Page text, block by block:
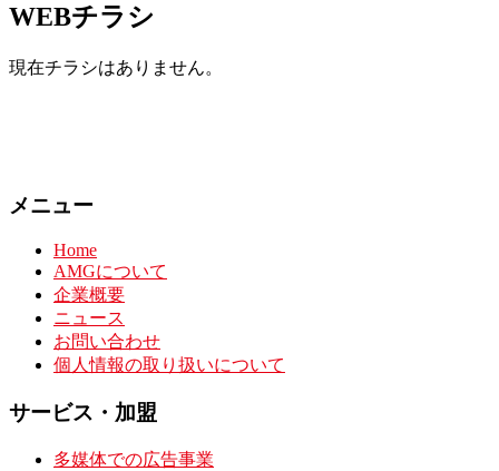
WEBチラシ
現在チラシはありません。
メニュー
Home
AMGについて
企業概要
ニュース
お問い合わせ
個人情報の取り扱いについて
サービス・加盟
多媒体での広告事業